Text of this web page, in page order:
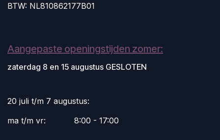
BTW: NL810862177B01
Aangepaste openingstijden zomer:
zaterdag 8 en 15 augustus GESLOTEN
20 juli t/m 7 augustus:
ma t/m vr:
​8:00 - 17:00